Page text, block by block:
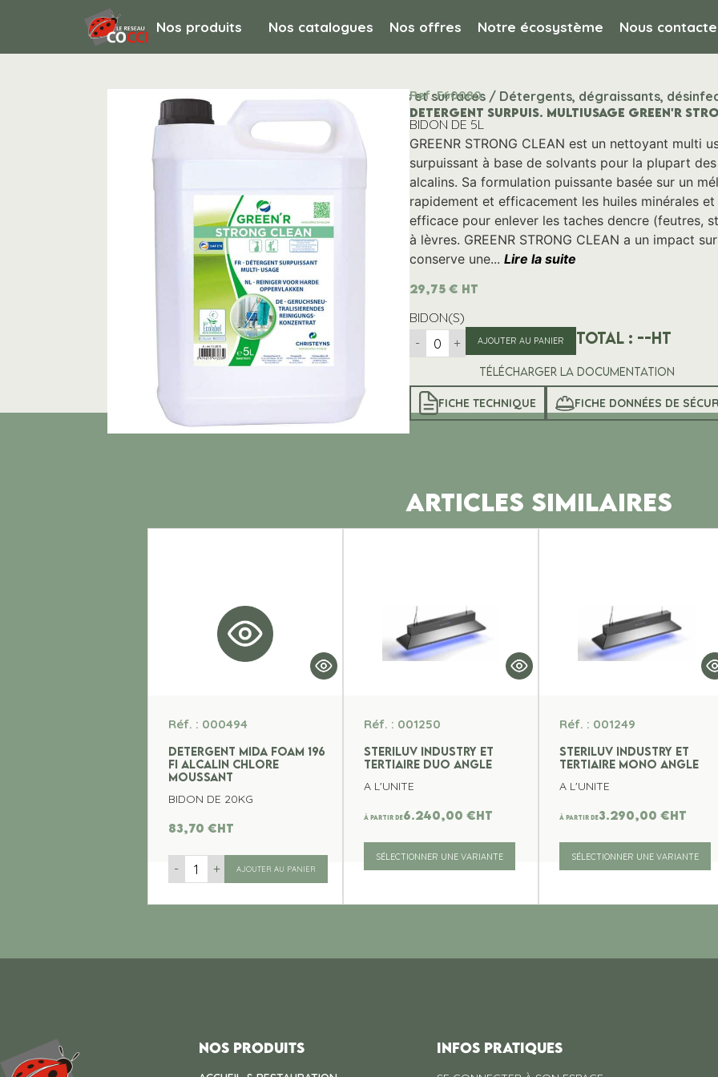
Nos produits Nos catalogues Nos offres Notre écosystème Nous
HYGIENE ET ENTRETIEN / Hygiène des sols, vitres et surfaces / Détergents, dégraissants,
Ref. F60080
DETERGENT SURPUIS. MULTIUSAGE GREEN'R
BIDON DE 5L
GREENR STRONG CLEAN est un nettoyant
surpuissant à base de solvants pour la plupart
alcalins. Sa formulation puissante basée sur un
rapidement et efficacement les huiles minérales
efficace pour enlever les taches dencre (feutres,
à lèvres. GREENR STRONG CLEAN a un impact
conserve une... Lire la suite
29,75 € HT
BIDON(S)
-
+ AJOUTER AU PANIER Total : --HT
Télécharger la documentation
FICHE TECHNIQUE FICHE DONNÉES DE
ARTICLES SIMILAIRES
Réf. : 000494
DETERGENT MIDA FOAM 196
FI ALCALIN CHLORE
MOUSSANT
BIDON DE 20KG
83,70€ht
- + AJOUTER AU PANIER
Réf. : 001250
STERILUV INDUSTRY ET
TERTIAIRE DUO ANGLE
A L'UNITE
À partir de6.240,00€ht
SÉLECTIONNER UNE VARIANTE
Réf. : 001249
STERILUV INDUSTRY ET
TERTIAIRE MONO ANGLE
A L'UNITE
À partir de3.290,00 €ht
SÉLECTIONNER UNE VARIANTE
Nos produits INFOS PRATIQUES